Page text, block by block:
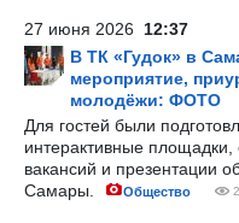
27 июня 2026 12:37
В ТК «Гудок» в
мероприятие,
молодёжи: ФОТО
Для гостей были
интерактивные площадки,
вакансий и презентации
Самары.
Общество